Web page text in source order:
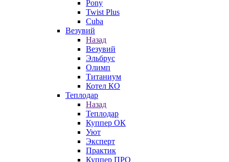
Pony
Twist Plus
Cuba
Везувий
Назад
Везувий
Эльбрус
Олимп
Титаниум
Котел КО
Теплодар
Назад
Теплодар
Куппер ОК
Уют
Эксперт
Практик
Куппер ПРО